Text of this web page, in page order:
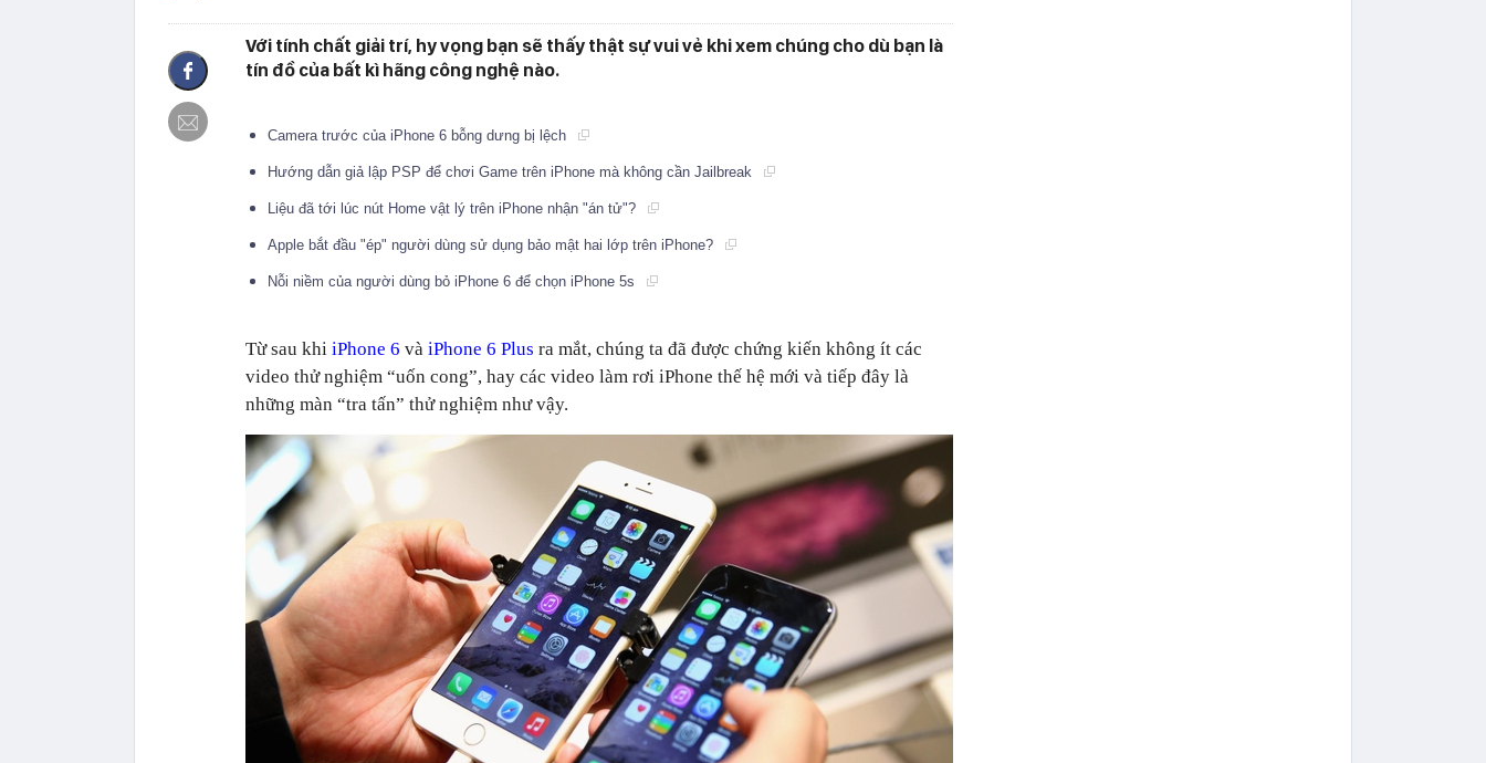
Với tính chất giải trí, hy vọng bạn sẽ thấy thật sự vui vẻ khi xem chúng cho dù bạn là
tín đồ của bất kì hãng công nghệ nào.
Camera trước của iPhone 6 bỗng dưng bị lệch
Hướng dẫn giả lập PSP để chơi Game trên iPhone mà không cần Jailbreak
Liệu đã tới lúc nút Home vật lý trên iPhone nhận "án tử"?
Apple bắt đầu "ép" người dùng sử dụng bảo mật hai lớp trên iPhone?
Nỗi niềm của người dùng bỏ iPhone 6 để chọn iPhone 5s
Từ sau khi iPhone 6 và iPhone 6 Plus ra mắt, chúng ta đã được chứng kiến không ít các
video thử nghiệm “uốn cong”, hay các video làm rơi iPhone thế hệ mới và tiếp đây là
những màn “tra tấn” thử nghiệm như vậy.